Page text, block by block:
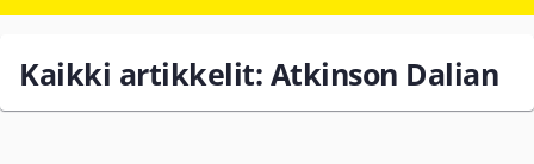
Kaikki artikkelit: Atkinson Dalian